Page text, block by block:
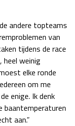
andere topteams
van
tijdens de race
heel weinig
elke ronde
om me
enige. Ik denk
baantemperaturen
aan.”